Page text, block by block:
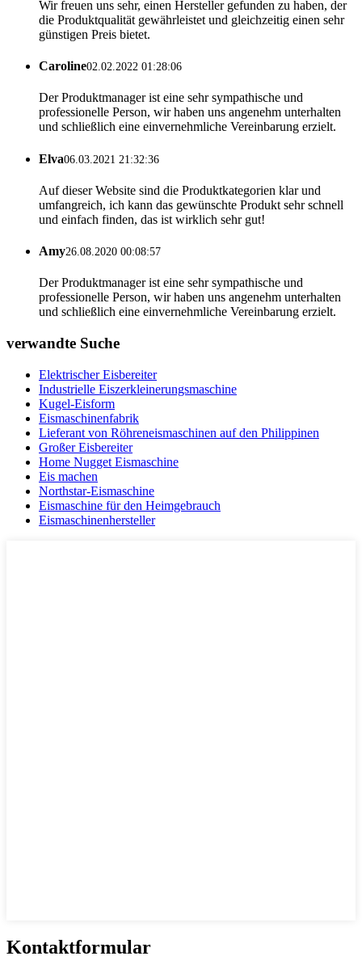
Wir freuen uns sehr, einen Hersteller gefunden zu haben, der
die Produktqualität gewährleistet und gleichzeitig einen sehr
günstigen Preis bietet.
Caroline02.02.2022 01:28:06
Der Produktmanager ist eine sehr sympathische und
professionelle Person, wir haben uns angenehm unterhalten
und schließlich eine einvernehmliche Vereinbarung erzielt.
Elva06.03.2021 21:32:36
Auf dieser Website sind die Produktkategorien klar und
umfangreich, ich kann das gewünschte Produkt sehr schnell
und einfach finden, das ist wirklich sehr gut!
Amy26.08.2020 00:08:57
Der Produktmanager ist eine sehr sympathische und
professionelle Person, wir haben uns angenehm unterhalten
und schließlich eine einvernehmliche Vereinbarung erzielt.
verwandte Suche
Elektrischer Eisbereiter
Industrielle Eiszerkleinerungsmaschine
Kugel-Eisform
Eismaschinenfabrik
Lieferant von Röhreneismaschinen auf den Philippinen
Großer Eisbereiter
Home Nugget Eismaschine
Eis machen
Northstar-Eismaschine
Eismaschine für den Heimgebrauch
Eismaschinenhersteller
Kontaktformular